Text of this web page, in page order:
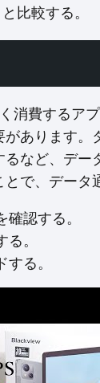
比較する。
消費するア
があります。
るなど、デー
とで、データ
認する。
。
る。